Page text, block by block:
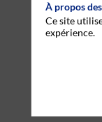
À propos
Ce site
expérience.